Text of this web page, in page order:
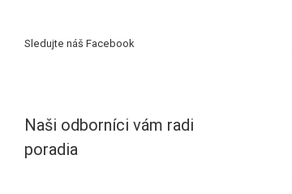
Sledujte náš Facebook
Naši odborníci vám radi
poradia